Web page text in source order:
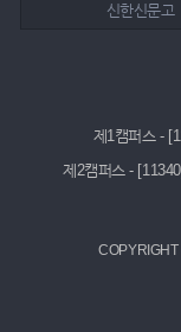
신한신문고
제1캠퍼스 -
제2캠퍼스 -